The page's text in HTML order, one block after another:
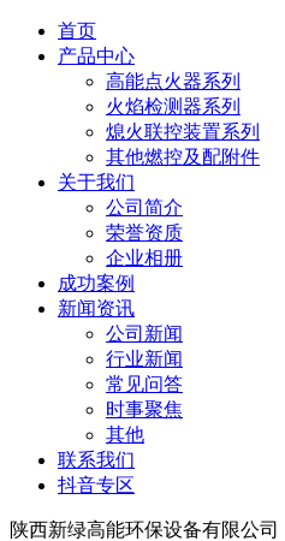
首页
产品中心
高能点火器系列
火焰检测器系列
熄火联控装置系列
其他燃控及配附件
关于我们
公司简介
荣誉资质
企业相册
成功案例
新闻资讯
公司新闻
行业新闻
常见问答
时事聚焦
其他
联系我们
抖音专区
陕西新绿高能环保设备有限公司